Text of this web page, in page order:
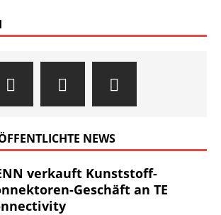
NEWS
verkauft Kunststoff-
Geschäft an TE